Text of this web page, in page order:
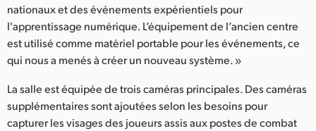
nationaux et des événements expérientiels pour
l'apprentissage numérique. L’équipement de l’ancien centre
est utilisé comme matériel portable pour les événements, ce
qui nous a menés à créer un nouveau système. »
La salle est équipée de trois caméras principales. Des caméras
supplémentaires sont ajoutées selon les besoins pour
capturer les visages des joueurs assis aux postes de combat